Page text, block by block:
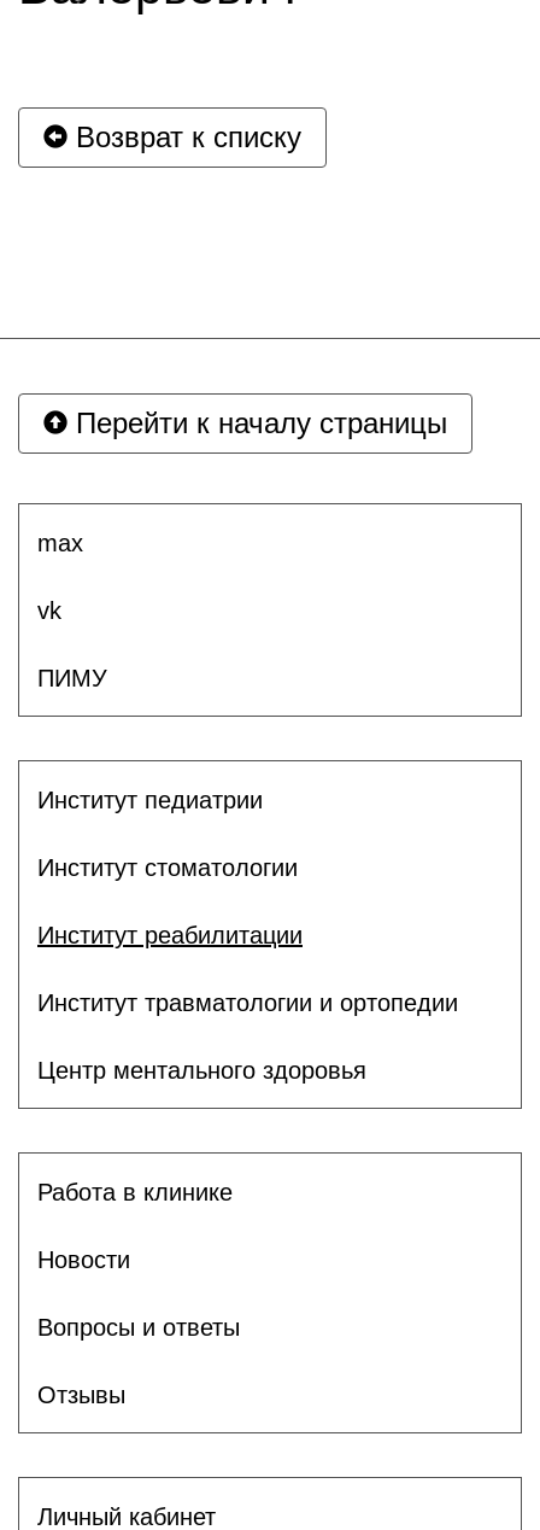
Возврат к списку
Перейти к началу страницы
max
vk
ПИМУ
Институт педиатрии
Институт стоматологии
Институт реабилитации
Институт травматологии и ортопедии
Центр ментального здоровья
Работа в клинике
Новости
Вопросы и ответы
Отзывы
Личный кабинет